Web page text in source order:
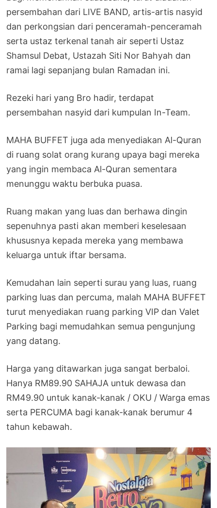
persembahan dari LIVE BAND, artis-artis nasyid
dan perkongsian dari penceramah-penceramah
serta ustaz terkenal tanah air seperti Ustaz
Shamsul Debat, Ustazah Siti Nor Bahyah dan
ramai lagi sepanjang bulan Ramadan ini.
Rezeki hari yang Bro hadir, terdapat
persembahan nasyid dari kumpulan In-Team.
MAHA BUFFET juga ada menyediakan Al-Quran
di ruang solat orang kurang upaya bagi mereka
yang ingin membaca Al-Quran sementara
menunggu waktu berbuka puasa.
Ruang makan yang luas dan berhawa dingin
sepenuhnya pasti akan memberi keselesaan
khususnya kepada mereka yang membawa
keluarga untuk iftar bersama.
Kemudahan lain seperti surau yang luas, ruang
parking luas dan percuma, malah MAHA BUFFET
turut menyediakan ruang parking VIP dan Valet
Parking bagi memudahkan semua pengunjung
yang datang.
Harga yang ditawarkan juga sangat berbaloi.
Hanya RM89.90 SAHAJA untuk dewasa dan
RM49.90 untuk kanak-kanak / OKU / Warga emas
serta PERCUMA bagi kanak-kanak berumur 4
tahun kebawah.